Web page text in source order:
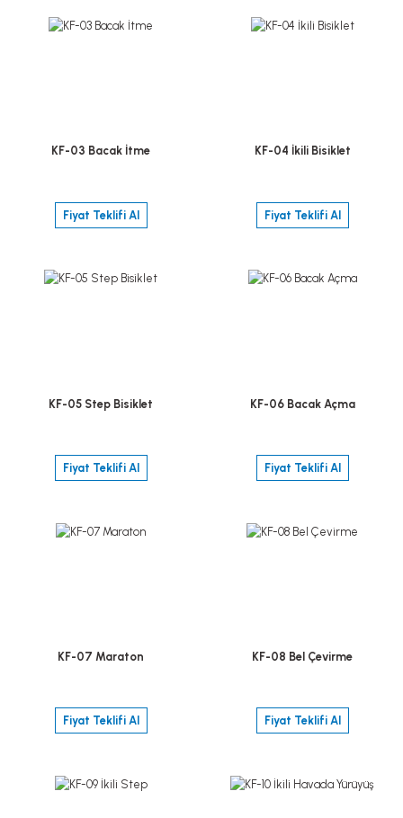
KF-03 Bacak İtme
Fiyat Teklifi Al
KF-04 İkili Bisiklet
Fiyat Teklifi Al
KF-05 Step Bisiklet
Fiyat Teklifi Al
KF-06 Bacak Açma
Fiyat Teklifi Al
KF-07 Maraton
Fiyat Teklifi Al
KF-08 Bel Çevirme
Fiyat Teklifi Al